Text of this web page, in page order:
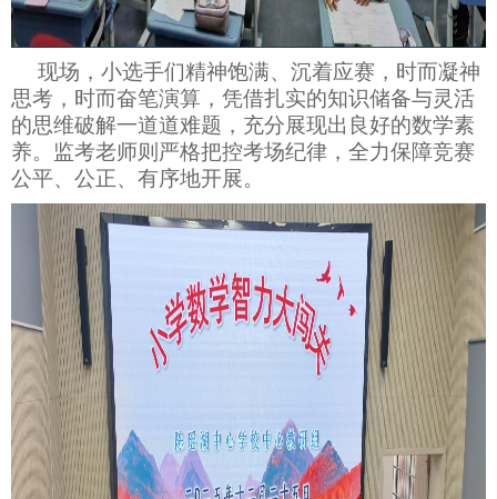
现场，小选手们精神饱满、沉着应赛，时而凝神
思考，时而奋笔演算，凭借扎实的知识储备与灵活
的思维破解一道道难题，充分展现出良好的数学素
养。监考老师则严格把控考场纪律，全力保障竞赛
公平、公正、有序地开展。